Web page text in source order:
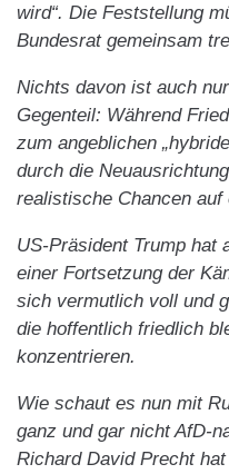
wird“. Die Feststellung
Bundesrat gemeinsam
Nichts davon ist auch
Gegenteil: Während
zum angeblichen
durch die
realistische Chancen auf
US-Präsident Trump hat
einer Fortsetzung der
sich vermutlich voll und
die hoffentlich friedlich
konzentrieren.
Wie schaut es nun mit
ganz und gar nicht AfD-
Richard David Precht